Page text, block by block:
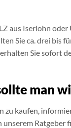
aus Iserlohn
Sie ca. drei bis
Sie sofort
man
zu kaufen,
Ratgeber